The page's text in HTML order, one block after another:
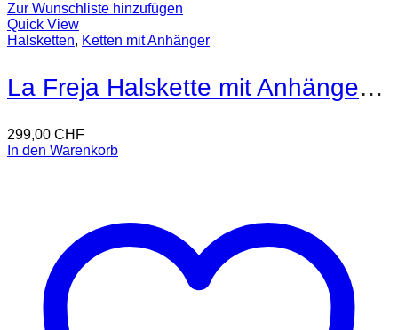
Zur Wunschliste hinzufügen
Quick View
Halsketten, Ketten mit Anhänger
La Freja Halskette mit Anhänger 18kt Gold
299,00 CHF
In den Warenkorb